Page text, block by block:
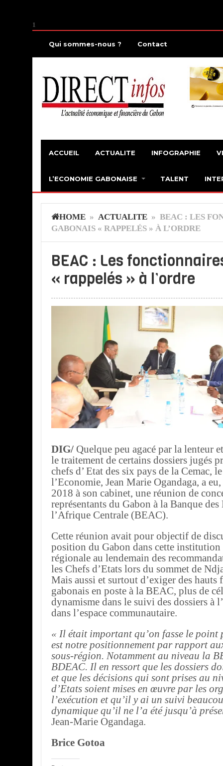
1
Qui sommes-nous ? Contact
ACCUEIL ACTUALITE INFOGRAPHIE
L’ECONOMIE GABONAISE TALENT
HOME » ACTUALITE » BEAC : LES
GABONAIS « RAPPELÉS » À L’ORDRE
BEAC : Les
« rappelés » à l’ordre
DIG/ Quelque peu agacé par la lenteur
le traitement de certains dossiers jugés
chefs d’ Etat des six pays de la Cemac,
l’Economie, Jean Marie Ogandaga, a
2018 à son cabinet, une réunion de
représentants du Gabon à la Banque des
l’Afrique Centrale (BEAC).
Cette réunion avait pour objectif de
position du Gabon dans cette
régionale au lendemain des
les Chefs d’Etats lors du sommet de
Mais aussi et surtout d’exiger des hauts
gabonais en poste à la BEAC, plus de
dynamisme dans le suivi des dossiers à
dans l’espace communautaire.
« Il était important qu’on fasse le point
est notre positionnement par rapport
sous-région. Notamment au niveau la
BDEAC. Il en ressort que les dossiers
et que les décisions qui sont prises au
d’Etats soient mises en œuvre par les
l’exécution et qu’il y ai un suivi
dynamique qu’il ne l’a été jusqu’à
Jean-Marie Ogandaga.
Brice Gotoa